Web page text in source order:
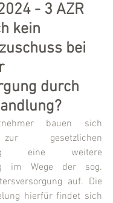
- 3 AZR
kein
bei
durch
bauen sich
gesetzlichen
eine weitere
im Wege der sog.
auf. Die
hierfür findet sich